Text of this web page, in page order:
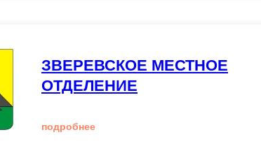
ЗВЕРЕВСКОЕ МЕСТНОЕ
ОТДЕЛЕНИЕ
подробнее